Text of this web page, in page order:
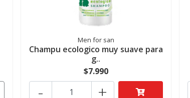
Men for san
Champu ecologico muy suave para
g..
$7.990
+
-